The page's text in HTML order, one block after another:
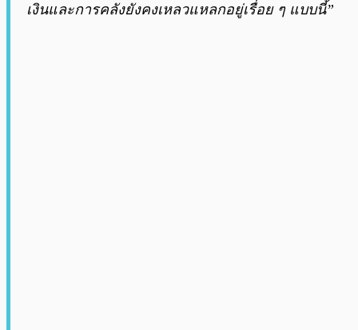
เงินและการคลังยังคงเหลวแหลกอยู่เรื่อย ๆ แบบนี้”